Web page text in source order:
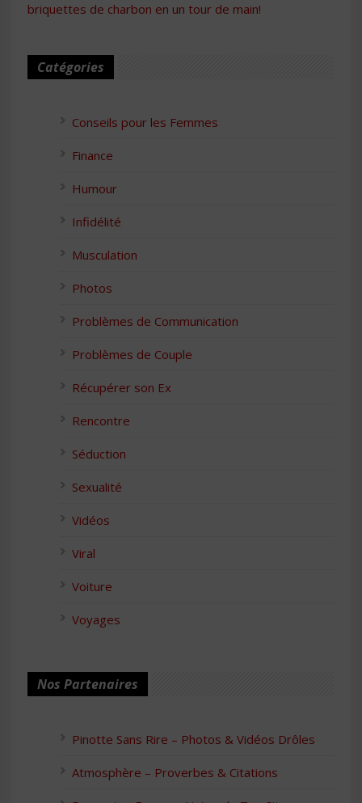
briquettes de charbon en un tour de main!
Catégories
Conseils pour les Femmes
Finance
Humour
Infidélité
Musculation
Photos
Problèmes de Communication
Problèmes de Couple
Récupérer son Ex
Rencontre
Séduction
Sexualité
Vidéos
Viral
Voiture
Voyages
Nos Partenaires
Pinotte Sans Rire – Photos & Vidéos Drôles
Atmosphère – Proverbes & Citations